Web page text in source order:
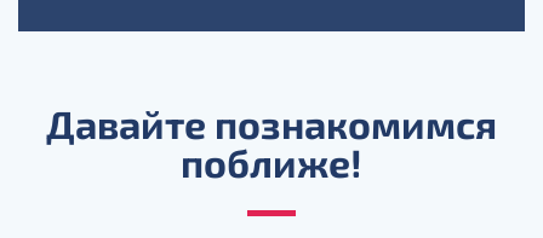
Давайте познакомимся
поближе!